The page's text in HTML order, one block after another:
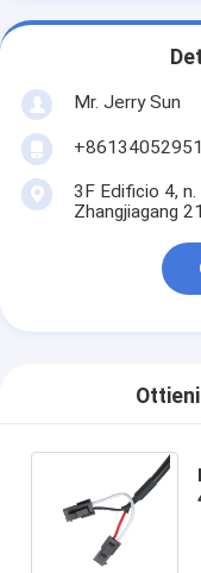
Mr. Jerry Sun
3F Edificio 4,
Zhangjiagang